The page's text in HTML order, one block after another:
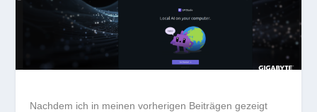
Nachdem ich in meinen vorherigen Beiträgen gezeigt